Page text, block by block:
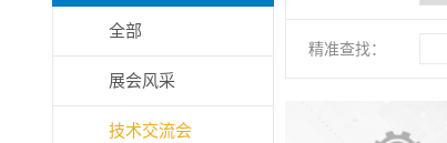
全部
展会风采
技术交流会
精准查找：